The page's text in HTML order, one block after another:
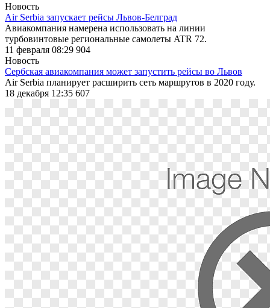
Новость
Air Serbia запускает рейсы Львов-Белград
Авиакомпания намерена использовать на линии
турбовинтовые региональные самолеты ATR 72.
11 февраля 08:29 904
Новость
Сербская авиакомпания может запустить рейсы во Львов
Air Serbia планирует расширить сеть маршрутов в 2020 году.
18 декабря 12:35 607